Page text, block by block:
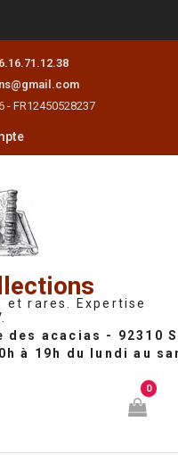
- FR12450528237
et rares. Expertise
0